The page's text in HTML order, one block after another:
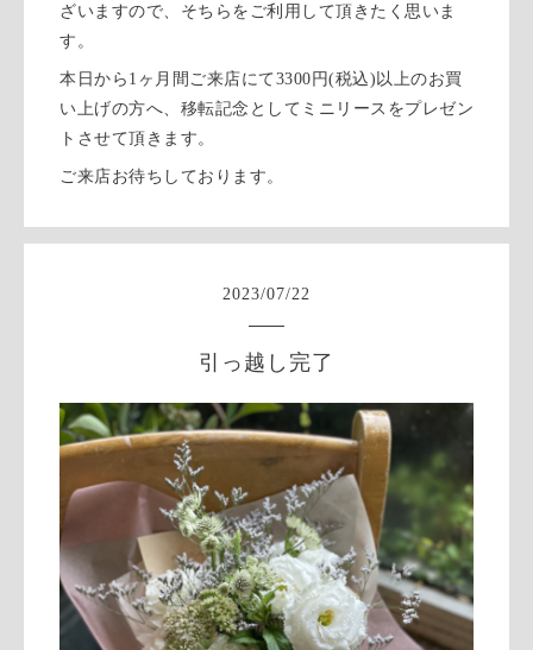
ざいますので、そちらをご利用して頂きたく思いま
す。
本日から1ヶ月間ご来店にて3300円(税込)以上のお買
い上げの方へ、移転記念としてミニリースをプレゼン
トさせて頂きます。
ご来店お待ちしております。
2023/07/22
引っ越し完了